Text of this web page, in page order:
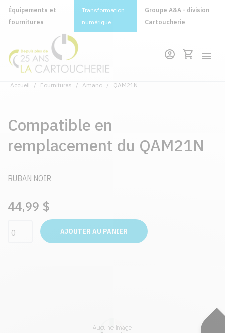
Équipements et
fournitures
Transformation
numérique
Groupe A&A - division
Cartoucherie
Accueil / Fournitures / Amano / QAM21N
Compatible en
remplacement du QAM21N
RUBAN NOIR
44,99 $
AJOUTER AU PANIER